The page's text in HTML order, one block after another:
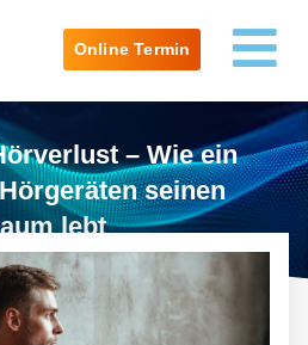
Online Termin
– Wie ein
seinen
lebt